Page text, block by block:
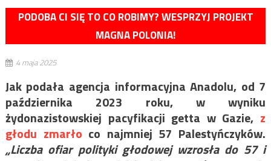
PODOBA CI SIĘ TO CO ROBIMY? WESPRZYJ PROJEKT
MAGNA POLONIA!
4 maja 2025
Jak podała agencja informacyjna Anadolu, od 7
października 2023 roku, w wyniku
żydonazistowskiej pacyfikacji getta w Gazie, z
głodu zmarło co najmniej 57 Palestyńczyków.
„Liczba ofiar polityki głodowej wzrosła do 57 i